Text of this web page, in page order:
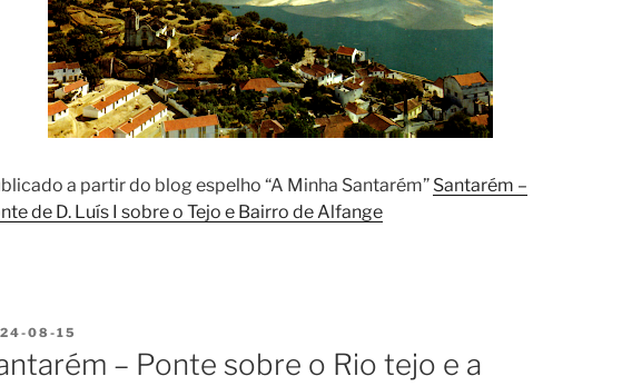
a partir do blog espelho “A Minha Santarém” Santarém –
de D. Luís I sobre o Tejo e Bairro de Alfange
08-15
– Ponte sobre o Rio tejo e a